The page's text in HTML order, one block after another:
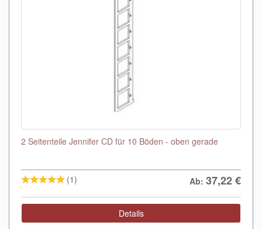
2 Seitenteile Jennifer CD für 10 Böden - oben gerade
(1) Ab: 37,22€
Details